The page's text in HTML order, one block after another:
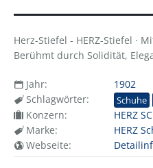
Herz-Stiefel - HERZ-Stiefel ·
Berühmt durch Solidität,
Jahr:
1902
Schlagwörter:
Schuhe
Konzern:
HERZ
Marke:
HERZ
Webseite: